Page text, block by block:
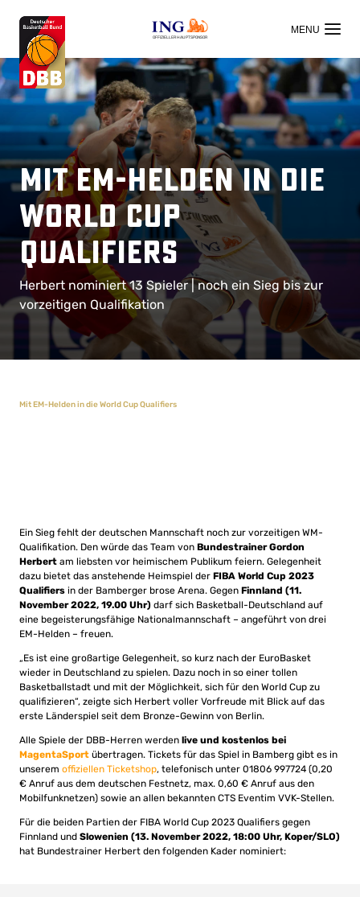
OFFIZIELLER HAUPTSPONSOR
Mit EM-Helden in die
World Cup
Qualifiers
Herbert nominiert 13 Spieler | noch ein Sieg bis zur
vorzeitigen Qualifikation
Mit EM-Helden in die World Cup Qualifiers
Ein Sieg fehlt der deutschen Mannschaft noch zur vorzeitigen WM-
Qualifikation. Den würde das Team von Bundestrainer Gordon
Herbert am liebsten vor heimischem Publikum feiern. Gelegenheit
dazu bietet das anstehende Heimspiel der FIBA World Cup 2023
Qualifiers in der Bamberger brose Arena. Gegen Finnland (11.
November 2022, 19.00 Uhr) darf sich Basketball-Deutschland auf
eine begeisterungsfähige Nationalmannschaft – angeführt von drei
EM-Helden – freuen.
„Es ist eine großartige Gelegenheit, so kurz nach der EuroBasket
wieder in Deutschland zu spielen. Dazu noch in so einer tollen
Basketballstadt und mit der Möglichkeit, sich für den World Cup zu
qualifizieren“, zeigte sich Herbert voller Vorfreude mit Blick auf das
erste Länderspiel seit dem Bronze-Gewinn von Berlin.
Alle Spiele der DBB-Herren werden live und kostenlos bei
MagentaSport übertragen. Tickets für das Spiel in Bamberg gibt es in
unserem offiziellen Ticketshop, telefonisch unter 01806 997724 (0,20
€ Anruf aus dem deutschen Festnetz, max. 0,60 € Anruf aus den
Mobilfunknetzen) sowie an allen bekannten CTS Eventim VVK-Stellen.
Für die beiden Partien der FIBA World Cup 2023 Qualifiers gegen
Finnland und Slowenien (13. November 2022, 18:00 Uhr, Koper/SLO)
hat Bundestrainer Herbert den folgenden Kader nominiert: